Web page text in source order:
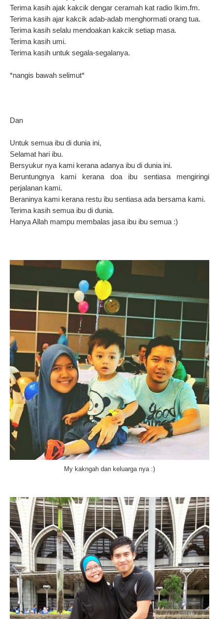
Terima kasih ajak kakcik dengar ceramah kat radio Ikim.fm.
Terima kasih ajar kakcik adab-adab menghormati orang tua.
Terima kasih selalu mendoakan kakcik setiap masa.
Terima kasih umi.
Terima kasih untuk segala-segalanya.
*nangis bawah selimut*
Dan
Untuk semua ibu di dunia ini,
Selamat hari ibu.
Bersyukur nya kami kerana adanya ibu di dunia ini.
Beruntungnya kami kerana doa ibu sentiasa mengiringi
perjalanan kami.
Beraninya kami kerana restu ibu sentiasa ada bersama kami.
Terima kasih semua ibu di dunia.
Hanya Allah mampu membalas jasa ibu ibu semua :)
My kakngah dan keluarga nya :)